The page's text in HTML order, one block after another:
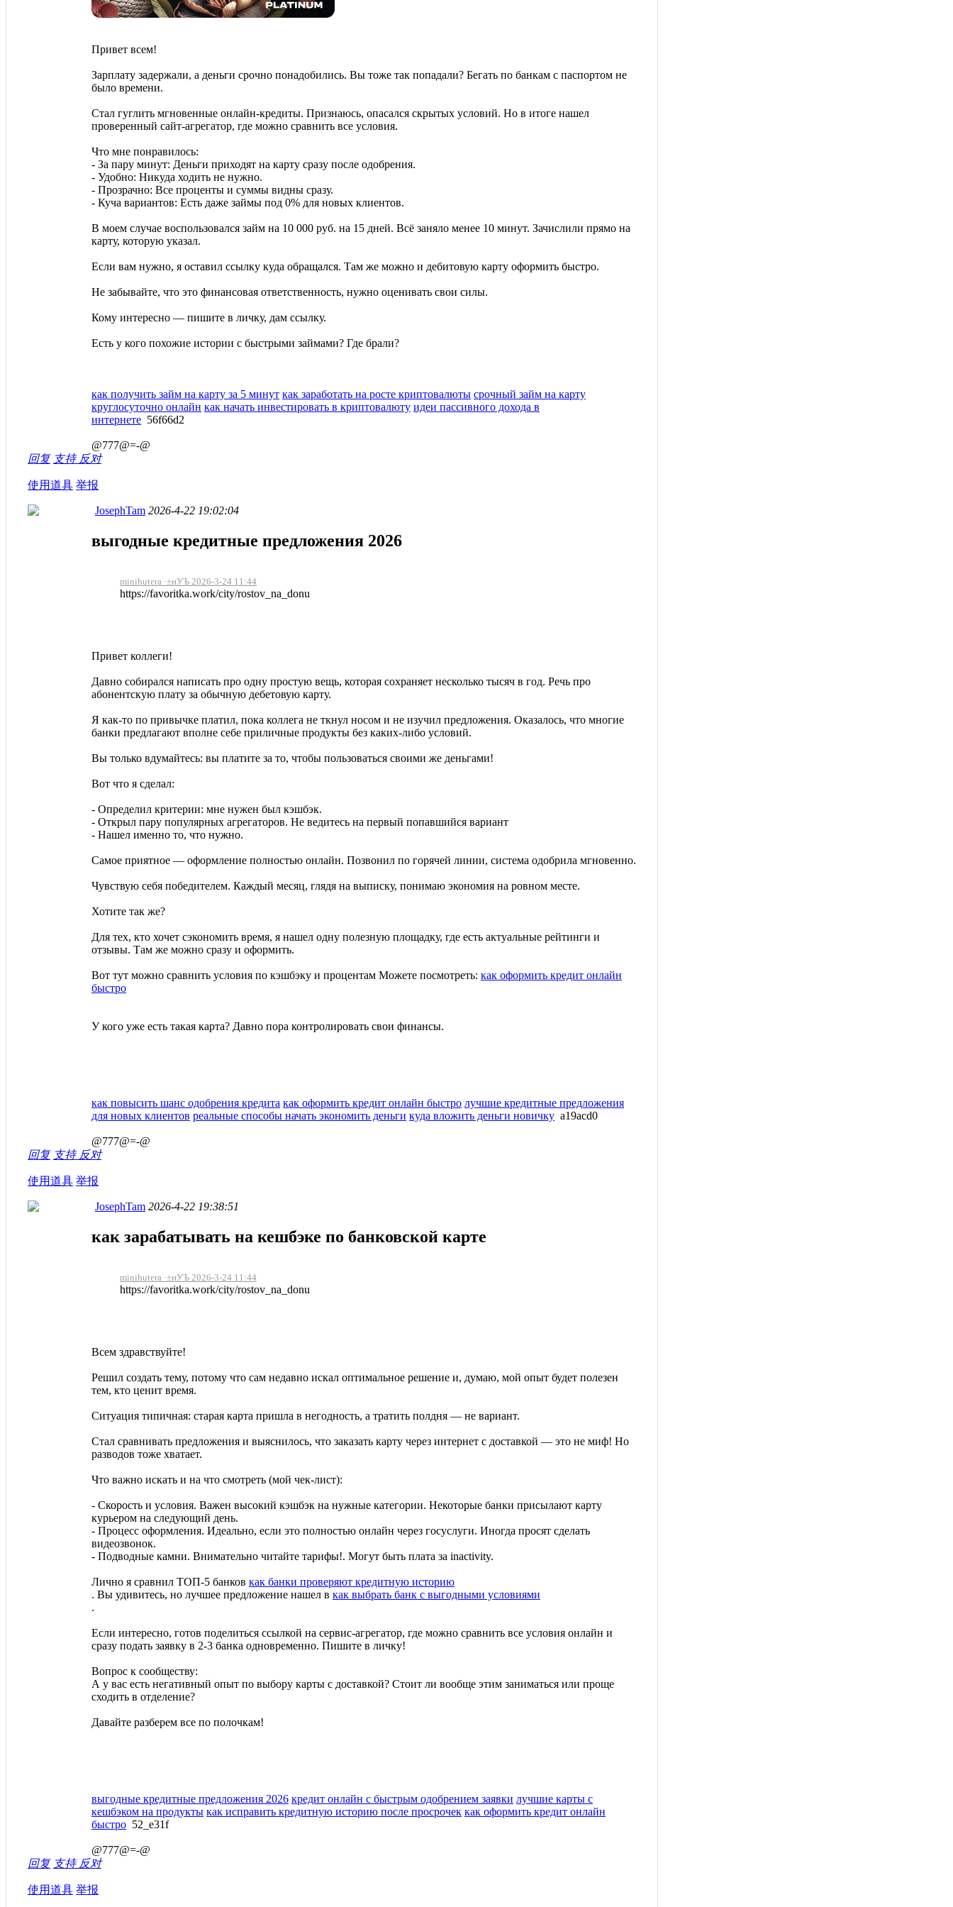
Привет всем!
Зарплату задержали, а деньги срочно понадобились. Вы тоже так попадали? Бегать по банкам с паспортом не
было времени.
Стал гуглить мгновенные онлайн-кредиты. Признаюсь, опасался скрытых условий. Но в итоге нашел
проверенный сайт-агрегатор, где можно сравнить все условия.
Что мне понравилось:
- За пару минут: Деньги приходят на карту сразу после одобрения.
- Удобно: Никуда ходить не нужно.
- Прозрачно: Все проценты и суммы видны сразу.
- Куча вариантов: Есть даже займы под 0% для новых клиентов.
В моем случае воспользовался займ на 10 000 руб. на 15 дней. Всё заняло менее 10 минут. Зачислили прямо на
карту, которую указал.
Если вам нужно, я оставил ссылку куда обращался. Там же можно и дебитовую карту оформить быстро.
Не забывайте, что это финансовая ответственность, нужно оценивать свои силы.
Кому интересно — пишите в личку, дам ссылку.
Есть у кого похожие истории с быстрыми займами? Где брали?
как получить займ на карту за 5 минут как заработать на росте криптовалюты срочный займ на карту
круглосуточно онлайн как начать инвестировать в криптовалюту идеи пассивного дохода в
интернете 56f66d2
@777@=-@
回复 支持 反对
使用道具 举报
JosephTam 2026-4-22 19:02:04
выгодные кредитные предложения 2026
minihutera ·±нУЪ 2026-3-24 11:44
https://favoritka.work/city/rostov_na_donu
Привет коллеги!
Давно собирался написать про одну простую вещь, которая сохраняет несколько тысяч в год. Речь про
абонентскую плату за обычную дебетовую карту.
Я как-то по привычке платил, пока коллега не ткнул носом и не изучил предложения. Оказалось, что многие
банки предлагают вполне себе приличные продукты без каких-либо условий.
Вы только вдумайтесь: вы платите за то, чтобы пользоваться своими же деньгами!
Вот что я сделал:
- Определил критерии: мне нужен был кэшбэк.
- Открыл пару популярных агрегаторов. Не ведитесь на первый попавшийся вариант
- Нашел именно то, что нужно.
Самое приятное — оформление полностью онлайн. Позвонил по горячей линии, система одобрила мгновенно.
Чувствую себя победителем. Каждый месяц, глядя на выписку, понимаю экономия на ровном месте.
Хотите так же?
Для тех, кто хочет сэкономить время, я нашел одну полезную площадку, где есть актуальные рейтинги и
отзывы. Там же можно сразу и оформить.
Вот тут можно сравнить условия по кэшбэку и процентам Можете посмотреть: как оформить кредит онлайн
быстро
У кого уже есть такая карта? Давно пора контролировать свои финансы.
как повысить шанс одобрения кредита как оформить кредит онлайн быстро лучшие кредитные предложения
для новых клиентов реальные способы начать экономить деньги куда вложить деньги новичку a19acd0
@777@=-@
回复 支持 反对
使用道具 举报
JosephTam 2026-4-22 19:38:51
как зарабатывать на кешбэке по банковской карте
minihutera ·±нУЪ 2026-3-24 11:44
https://favoritka.work/city/rostov_na_donu
Всем здравствуйте!
Решил создать тему, потому что сам недавно искал оптимальное решение и, думаю, мой опыт будет полезен
тем, кто ценит время.
Ситуация типичная: старая карта пришла в негодность, а тратить полдня — не вариант.
Стал сравнивать предложения и выяснилось, что заказать карту через интернет с доставкой — это не миф! Но
разводов тоже хватает.
Что важно искать и на что смотреть (мой чек-лист):
- Скорость и условия. Важен высокий кэшбэк на нужные категории. Некоторые банки присылают карту
курьером на следующий день.
- Процесс оформления. Идеально, если это полностью онлайн через госуслуги. Иногда просят сделать
видеозвонок.
- Подводные камни. Внимательно читайте тарифы!. Могут быть плата за inactivity.
Лично я сравнил ТОП-5 банков как банки проверяют кредитную историю
. Вы удивитесь, но лучшее предложение нашел в как выбрать банк с выгодными условиями
.
Если интересно, готов поделиться ссылкой на сервис-агрегатор, где можно сравнить все условия онлайн и
сразу подать заявку в 2-3 банка одновременно. Пишите в личку!
Вопрос к сообществу:
А у вас есть негативный опыт по выбору карты с доставкой? Стоит ли вообще этим заниматься или проще
сходить в отделение?
Давайте разберем все по полочкам!
выгодные кредитные предложения 2026 кредит онлайн с быстрым одобрением заявки лучшие карты с
кешбэком на продукты как исправить кредитную историю после просрочек как оформить кредит онлайн
быстро 52_e31f
@777@=-@
回复 支持 反对
使用道具 举报